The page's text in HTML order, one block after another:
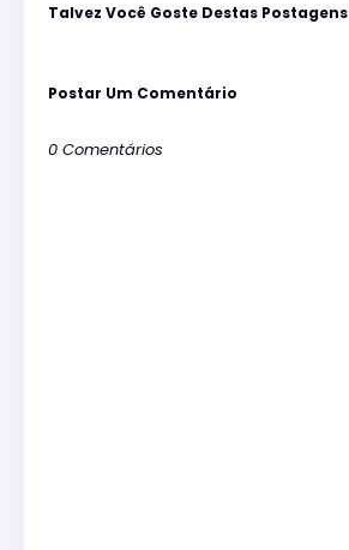
Talvez Você Goste Destas Postagens
Postar Um Comentário
0 Comentários